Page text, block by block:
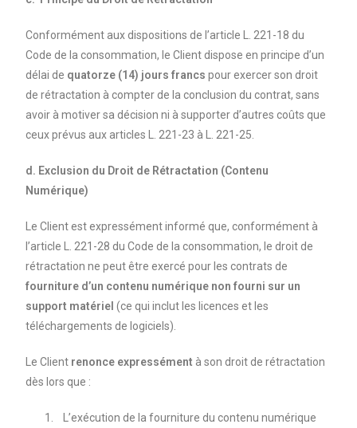
Conformément aux dispositions de l’article L. 221-18 du
Code de la consommation, le Client dispose en principe d’un
délai de quatorze (14) jours francs pour exercer son droit
de rétractation à compter de la conclusion du contrat, sans
avoir à motiver sa décision ni à supporter d’autres coûts que
ceux prévus aux articles L. 221-23 à L. 221-25.
d. Exclusion du Droit de Rétractation (Contenu
Numérique)
Le Client est expressément informé que, conformément à
l’article L. 221-28 du Code de la consommation, le droit de
rétractation ne peut être exercé pour les contrats de
fourniture d’un contenu numérique non fourni sur un
support matériel (ce qui inclut les licences et les
téléchargements de logiciels).
Le Client renonce expressément à son droit de rétractation
dès lors que :
1.
L’exécution de la fourniture du contenu numérique